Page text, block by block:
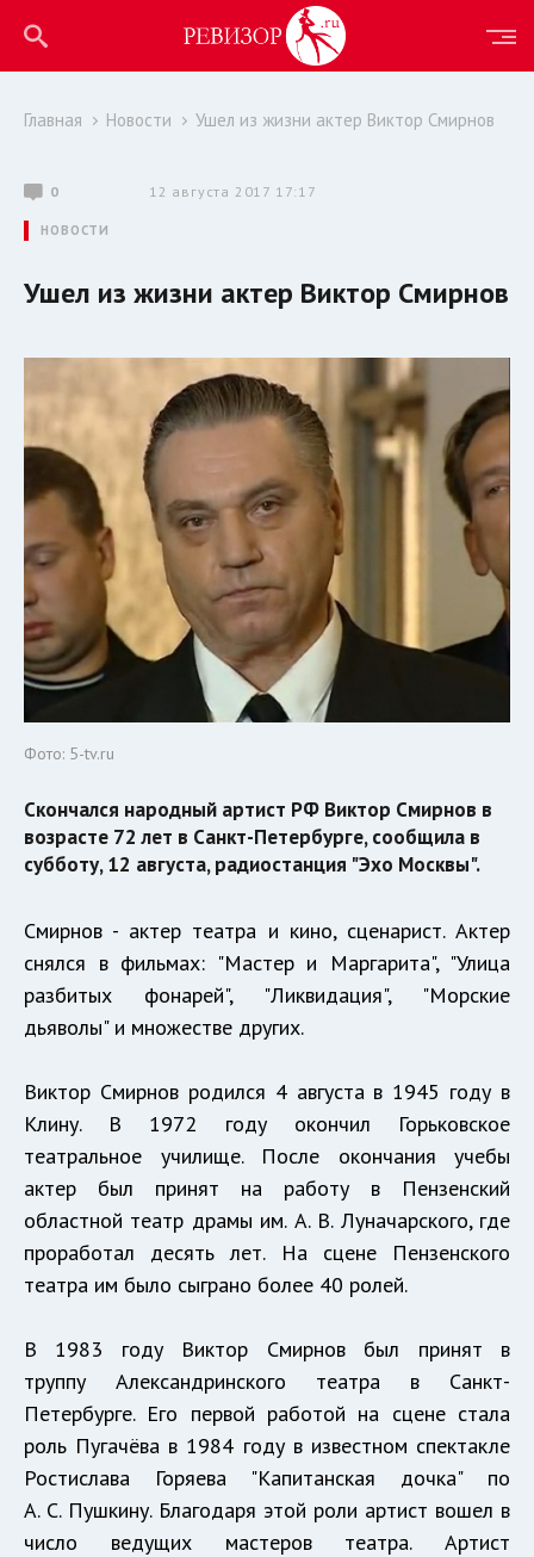
Главная Новости Ушел из жизни актер Виктор Смирнов
0 12 августа 2017 17:17
НОВОСТИ
Ушел из жизни актер Виктор Смирнов
Фото: 5-tv.ru
Скончался народный артист РФ Виктор Смирнов в
возрасте 72 лет в Санкт-Петербурге, сообщила в
субботу, 12 августа, радиостанция "Эхо Москвы".
Смирнов - актер театра и кино, сценарист. Актер
снялся в фильмах: "Мастер и Маргарита", "Улица
разбитых фонарей", "Ликвидация", "Морские
дьяволы" и множестве других.
Виктор Смирнов родился 4 августа в 1945 году в
Клину. В 1972 году окончил Горьковское
театральное училище. После окончания учебы
актер был принят на работу в Пензенский
областной театр драмы им. А. В. Луначарского, где
проработал десять лет. На сцене Пензенского
театра им было сыграно более 40 ролей.
В 1983 году Виктор Смирнов был принят в
труппу Александринского театра в Санкт-
Петербурге. Его первой работой на сцене стала
роль Пугачёва в 1984 году в известном спектакле
Ростислава Горяева "Капитанская дочка" по
А. С. Пушкину. Благодаря этой роли артист вошел в
число ведущих мастеров театра. Артист